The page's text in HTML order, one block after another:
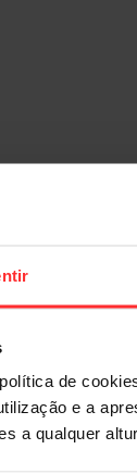
de
e a
a qualquer